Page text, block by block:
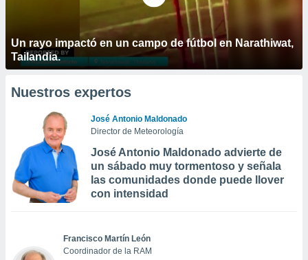
Un rayo impactó en un campo de fútbol en Narathiwat,
Tailandia.
Nuestros expertos
José Antonio Maldonado
Director de Meteorología
José Antonio Maldonado advierte de
un sábado muy tormentoso y señala
las comunidades donde puede llover
con intensidad
Francisco Martín León
Coordinador de la RAM